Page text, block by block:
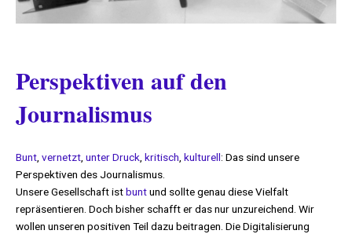
Perspektiven auf den
Journalismus
Bunt vernetzt unter Druck kritisch kulturell: Das sind unsere
Perspektiven des Journalismus.
Unsere Gesellschaft istbuntund sollte genau diese Vielfalt
repräsentieren. Doch bisher schafft er das nur unzureichend. Wir
wollen unseren positiven Teil dazu beitragen. Die Digitalisierung